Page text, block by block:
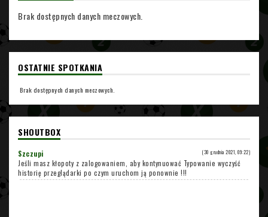
Brak dostępnych danych meczowych.
OSTATNIE SPOTKANIA
Brak dostępnych danych meczowych.
SHOUTBOX
Szczupi (30 grudnia 2021, 09:22)
Jeśli masz kłopoty z zalogowaniem, aby kontynuować Typowanie wyczyść
historię przeglądarki po czym uruchom ją ponownie !!!